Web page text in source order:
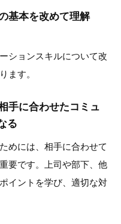
基本を改めて理解
ションスキルについて改
ます。
手に合わせたコミュ
る
めには、相手に合わせて
要です。上司や部下、他
イントを学び、適切な対